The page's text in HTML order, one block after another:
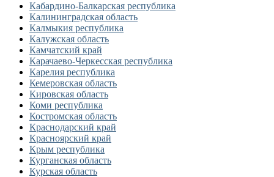
Кабардино-Балкарская республика
Калининградская область
Калмыкия республика
Калужская область
Камчатский край
Карачаево-Черкесская республика
Карелия республика
Кемеровская область
Кировская область
Коми республика
Костромская область
Краснодарский край
Красноярский край
Крым республика
Курганская область
Курская область